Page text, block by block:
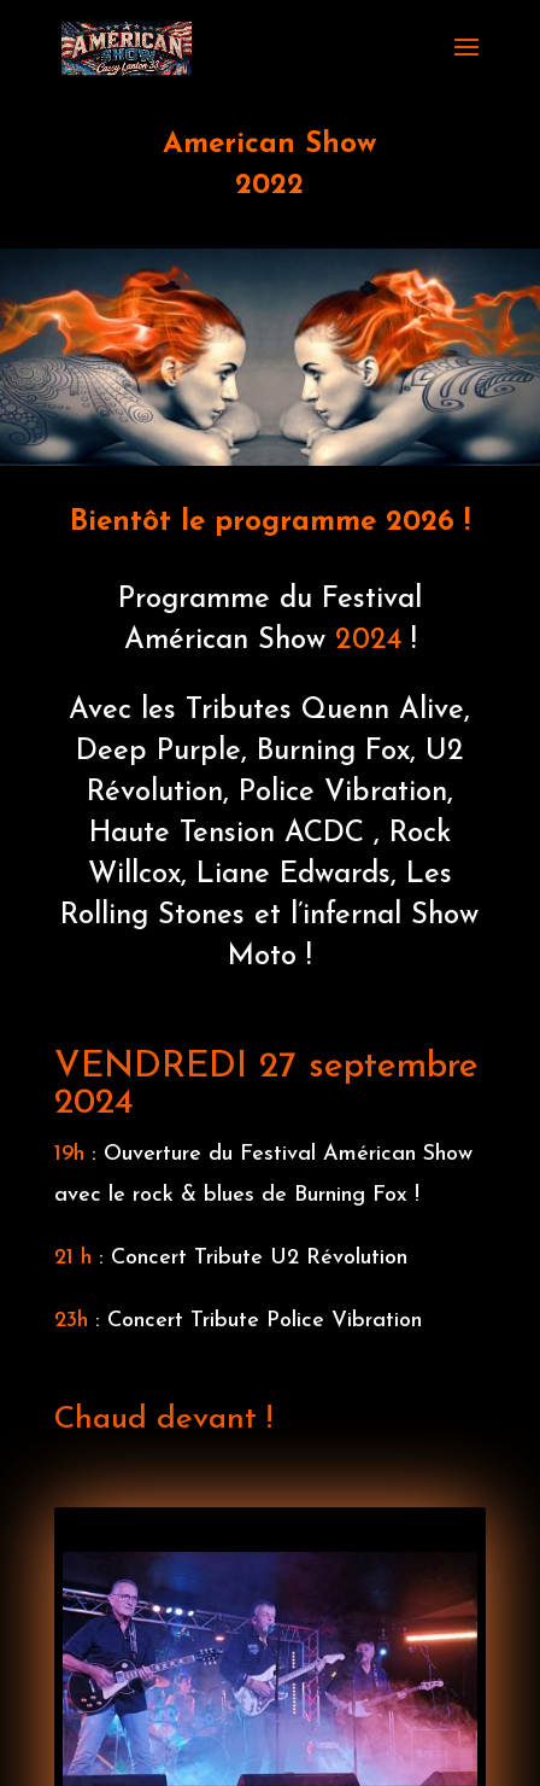
American Show
2022
Bientôt le programme 2026 !
Programme du Festival
Américan Show 2024!
Avec les Tributes Quenn Alive,
Deep Purple, Burning Fox, U2
Révolution, Police Vibration,
Haute Tension ACDC , Rock
Willcox, Liane Edwards, Les
Rolling Stones et l’infernal Show
Moto !
VENDREDI 27 septembre
2024
19h : Ouverture du Festival Américan Show
avec le rock & blues de Burning Fox !
21 h : Concert Tribute U2 Révolution
23h : Concert Tribute Police Vibration
Chaud devant !